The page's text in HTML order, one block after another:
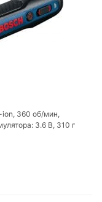
ion, 360 об/мин,
3.6 В, 310 г